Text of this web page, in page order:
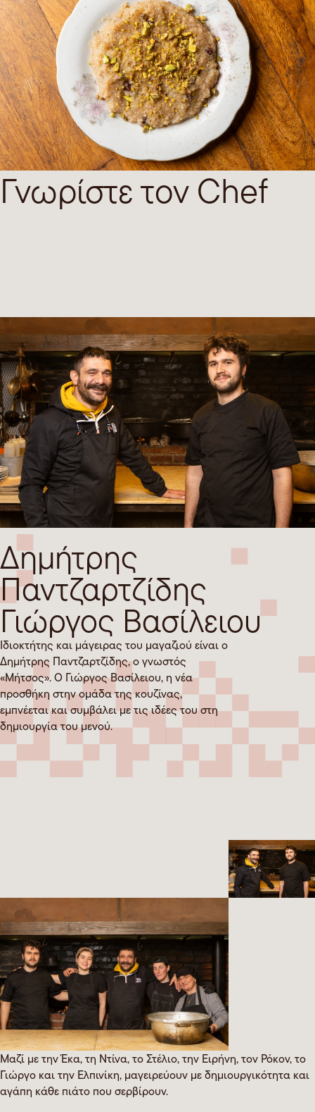
Γνωρίστε τον Chef
Δημήτρης
Παντζαρτζίδης
Γιώργος Βασίλειου
Ιδιοκτήτης και μάγειρας του μαγαζιού είναι ο
Δημήτρης Παντζαρτζίδης, ο γνωστός
«Μήτσος». Ο Γιώργος Βασίλειου, η νέα
προσθήκη στην ομάδα της κουζίνας,
εμπνέεται και συμβάλει με τις ιδέες του στη
δημιουργία του μενού.
Μαζί με την Έκα, τη Ντίνα, το Στέλιο, την Ειρήνη, τον Ρόκον, το
Γιώργο και την Ελπινίκη, μαγειρεύουν με δημιουργικότητα και
αγάπη κάθε πιάτο που σερβίρουν.